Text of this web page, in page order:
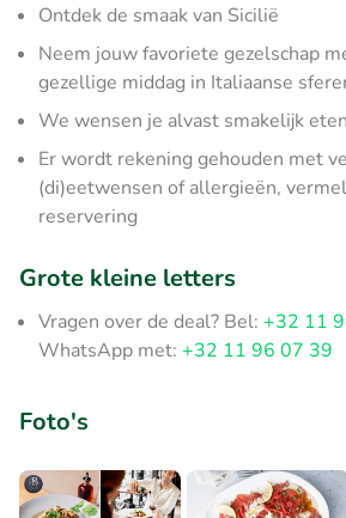
Ontdek de smaak van Sicilië
Neem jouw favoriete gezelschap
gezellige middag in Italiaanse
We wensen je alvast smakelijk eten
Er wordt rekening gehouden met
(di)eetwensen of allergieën,
reservering
Grote kleine letters
Vragen over de deal? Bel: +32 11
WhatsApp met: +32 11 96 07 39
Foto's